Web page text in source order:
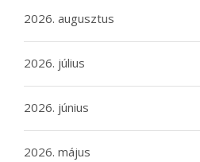
2026. augusztus
2026. július
2026. június
2026. május